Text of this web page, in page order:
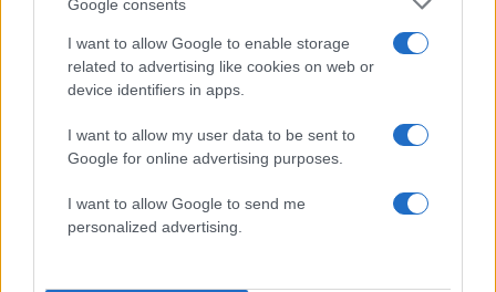
Google consents
I want to allow Google to enable storage
related to advertising like cookies on web or
device identifiers in apps.
I want to allow my user data to be sent to
Google for online advertising purposes.
I want to allow Google to send me
personalized advertising.
ανάμεσά τους 130 σχολικά
ΕΛΑΣ: Ο Αλέξης Δέδες ο πρώτος
υποψήφιος βουλευτής του κόμματος –
Από τα διοικητικά της ΑΕΚ στην πολιτική
Αθλητικά: